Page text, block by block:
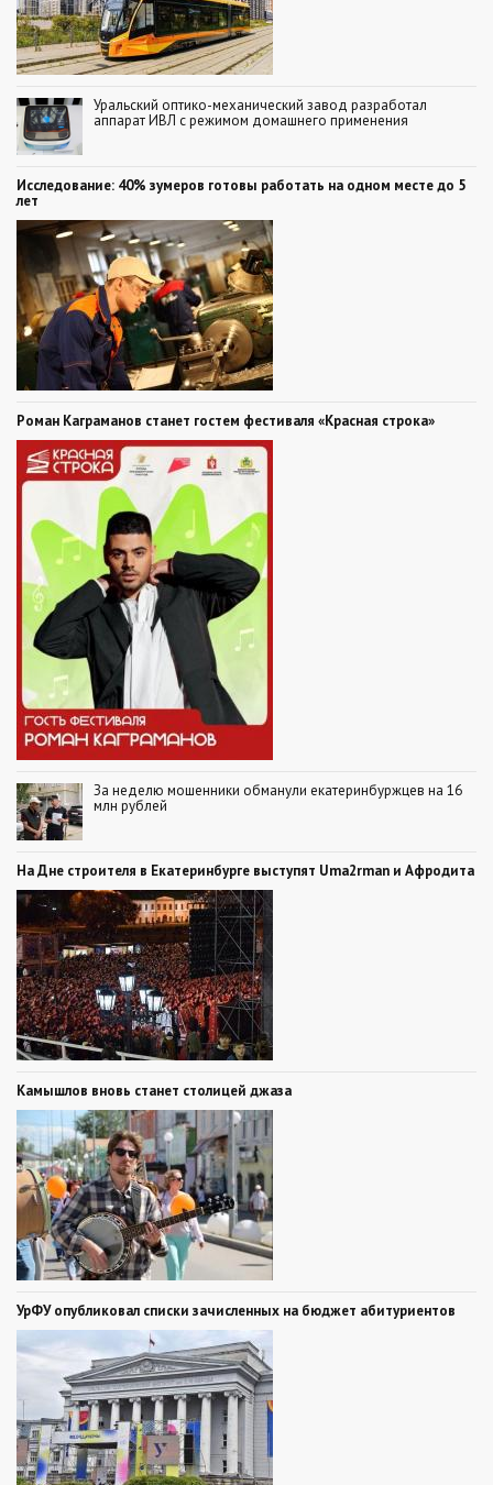
Уральский оптико-механический завод разработал
аппарат ИВЛ с режимом домашнего применения
Исследование: 40% зумеров готовы работать на одном месте до 5
лет
Роман Каграманов станет гостем фестиваля «Красная строка»
За неделю мошенники обманули екатеринбуржцев на 16
млн рублей
На Дне строителя в Екатеринбурге выступят Uma2rman и Афродита
Камышлов вновь станет столицей джаза
УрФУ опубликовал списки зачисленных на бюджет абитуриентов